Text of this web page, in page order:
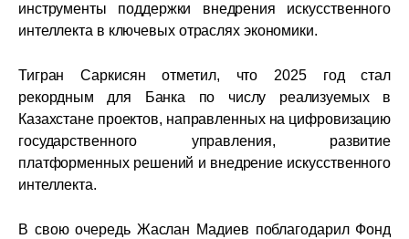
инструменты поддержки внедрения искусственного
интеллекта в ключевых отраслях экономики.
Тигран Саркисян отметил, что 2025 год стал
рекордным для Банка по числу реализуемых в
Казахстане проектов, направленных на цифровизацию
государственного управления, развитие
платформенных решений и внедрение искусственного
интеллекта.
В свою очередь Жаслан Мадиев поблагодарил Фонд